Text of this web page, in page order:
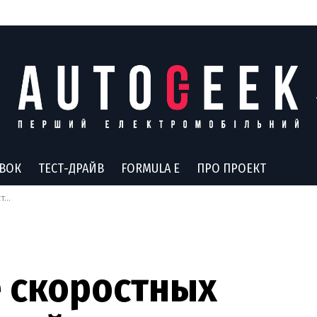
ТЕСТ-ДРАЙВ FORMULA E ПРО ПРОЕКТ